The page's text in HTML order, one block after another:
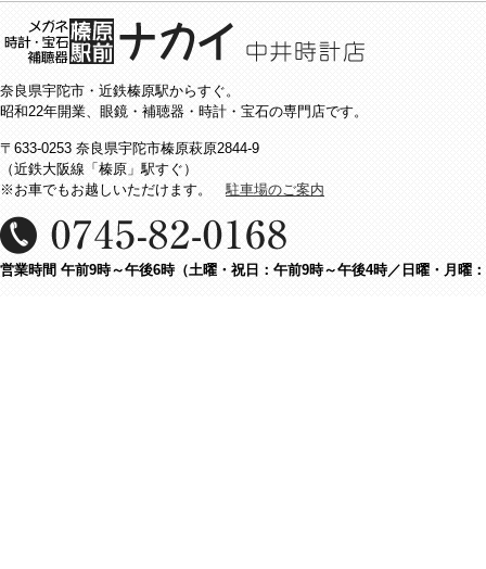
奈良県宇陀市・近鉄榛原駅からすぐ。
昭和22年開業、眼鏡・補聴器・時計・宝石の専門店です。
〒633-0253 奈良県宇陀市榛原萩原2844-9
（近鉄大阪線「榛原」駅すぐ）
※お車でもお越しいただけます。 駐車場のご案内
営業時間 午前9時～午後6時（土曜・祝日：午前9時～午後4時／日曜・月曜